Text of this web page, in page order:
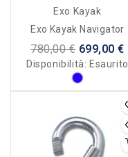
Exo Kayak
Exo Kayak Navigator
780,00 € 699,00 €
Disponibilità: Esaurito